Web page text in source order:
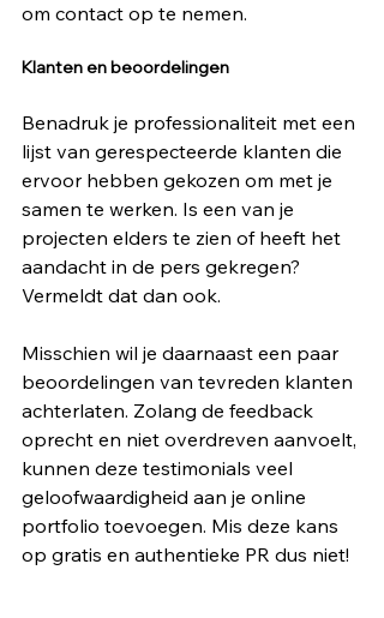
om contact op te nemen.
Klanten en beoordelingen
Benadruk je professionaliteit met een
lijst van gerespecteerde klanten die
ervoor hebben gekozen om met je
samen te werken. Is een van je
projecten elders te zien of heeft het
aandacht in de pers gekregen?
Vermeldt dat dan ook.
Misschien wil je daarnaast een paar
beoordelingen van tevreden klanten
achterlaten. Zolang de feedback
oprecht en niet overdreven aanvoelt,
kunnen deze testimonials veel
geloofwaardigheid aan je online
portfolio toevoegen. Mis deze kans
op gratis en authentieke PR dus niet!